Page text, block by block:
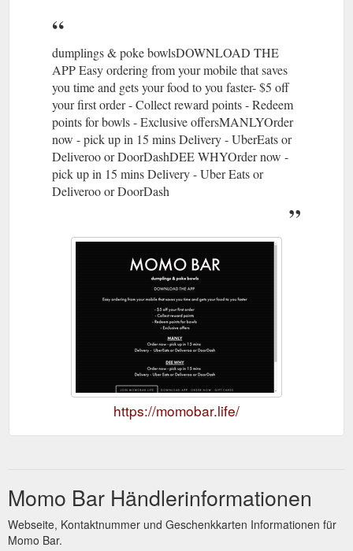
dumplings & poke bowlsDOWNLOAD THE
APP Easy ordering from your mobile that saves
you time and gets your food to you faster- $5 off
your first order - Collect reward points - Redeem
points for bowls - Exclusive offersMANLYOrder
now - pick up in 15 mins Delivery - UberEats or
Deliveroo or DoorDashDEE WHYOrder now -
pick up in 15 mins Delivery - Uber Eats or
Deliveroo or DoorDash
https://momobar.life/
Momo Bar Händlerinformationen
Webseite, Kontaktnummer und Geschenkkarten Informationen für
Momo Bar.